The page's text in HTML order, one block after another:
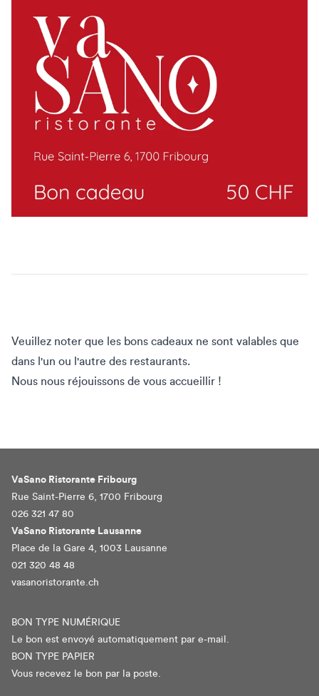
Veuillez noter que les bons cadeaux ne sont valables que
dans l'un ou l'autre des restaurants.
Nous nous réjouissons de vous accueillir !
VaSano Ristorante Fribourg
Rue Saint-Pierre 6, 1700 Fribourg
026 321 47 80
VaSano Ristorante Lausanne
Place de la Gare 4, 1003 Lausanne
021 320 48 48
vasanoristorante.ch
BON TYPE NUMÉRIQUE
Le bon est envoyé automatiquement par e-mail.
BON TYPE PAPIER
Vous recevez le bon par la poste.